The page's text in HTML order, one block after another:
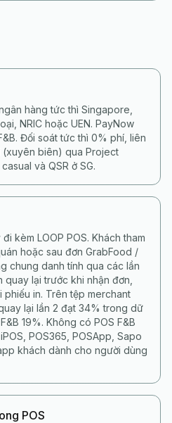
hàng tức thì Singapore,
NRIC hoặc UEN. PayNow
Đối soát tức thì 0% phí, liên
(xuyên biên) qua Project
và QSR ở SG.
kèm LOOP POS. Khách tham
hoặc sau đơn GrabFood /
chung danh tính qua các lần
lại trước khi nhận đơn,
in. Trên tệp merchant
lại lần 2 đạt 34% trong dữ
19%. Không có POS F&B
POS365, POSApp, Sapo
khách dành cho người dùng
POS